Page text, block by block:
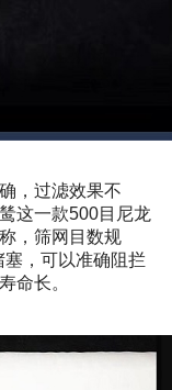
，过滤效果不
这一款500目尼龙
，筛网目数规
，可以准确阻拦
命长。